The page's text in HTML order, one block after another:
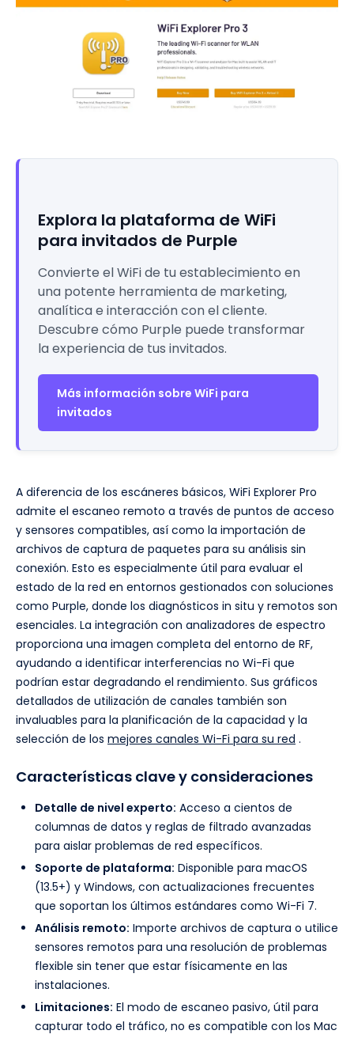
Explora la plataforma de WiFi
para invitados de Purple
Convierte el WiFi de tu establecimiento en
una potente herramienta de marketing,
analítica e interacción con el cliente.
Descubre cómo Purple puede transformar
la experiencia de tus invitados.
Más información sobre WiFi para
invitados
A diferencia de los escáneres básicos, WiFi Explorer Pro
admite el escaneo remoto a través de puntos de acceso
y sensores compatibles, así como la importación de
archivos de captura de paquetes para su análisis sin
conexión. Esto es especialmente útil para evaluar el
estado de la red en entornos gestionados con soluciones
como Purple, donde los diagnósticos in situ y remotos son
esenciales. La integración con analizadores de espectro
proporciona una imagen completa del entorno de RF,
ayudando a identificar interferencias no Wi-Fi que
podrían estar degradando el rendimiento. Sus gráficos
detallados de utilización de canales también son
invaluables para la planificación de la capacidad y la
selección de los mejores canales Wi-Fi para su red .
Características clave y consideraciones
Detalle de nivel experto: Acceso a cientos de
columnas de datos y reglas de filtrado avanzadas
para aislar problemas de red específicos.
Soporte de plataforma: Disponible para macOS
(13.5+) y Windows, con actualizaciones frecuentes
que soportan los últimos estándares como Wi-Fi 7.
Análisis remoto: Importe archivos de captura o utilice
sensores remotos para una resolución de problemas
flexible sin tener que estar físicamente en las
instalaciones.
Limitaciones: El modo de escaneo pasivo, útil para
capturar todo el tráfico, no es compatible con los Mac